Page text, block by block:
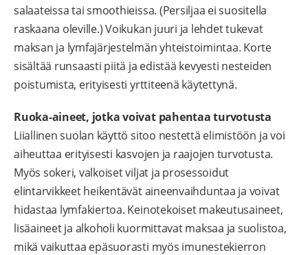
salaateissa tai smoothieissa. (Persiljaa ei suositella
raskaana oleville.) Voikukan juuri ja lehdet tukevat
maksan ja lymfajärjestelmän yhteistoimintaa. Korte
sisältää runsaasti piitä ja edistää kevyesti nesteiden
poistumista, erityisesti yrttiteenä käytettynä.
Ruoka-aineet, jotka voivat pahentaa turvotusta
Liiallinen suolan käyttö sitoo nestettä elimistöön ja voi
aiheuttaa erityisesti kasvojen ja raajojen turvotusta.
Myös sokeri, valkoiset viljat ja prosessoidut
elintarvikkeet heikentävät aineenvaihduntaa ja voivat
hidastaa lymfakiertoa. Keinotekoiset makeutusaineet,
lisäaineet ja alkoholi kuormittavat maksaa ja suolistoa,
mikä vaikuttaa epäsuorasti myös imunestekierron